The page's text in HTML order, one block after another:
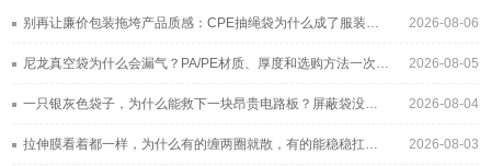
2026-08-06
别再让廉价包装拖垮产品质感：CPE抽绳袋为什么成了服装与3C品牌的新宠？
2026-08-05
尼龙真空袋为什么会漏气？PA/PE材质、厚度和选购方法一次讲清
2026-08-04
一只银灰色袋子，为什么能救下一块昂贵电路板？屏蔽袋没你想得那么简单
2026-08-03
拉伸膜看着都一样，为什么有的缠两圈就散，有的能稳稳扛过长途运输？